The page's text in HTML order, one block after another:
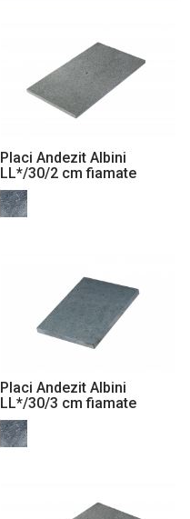
Placi Andezit Albini
LL*/30/2 cm fiamate
Placi Andezit Albini
LL*/30/3 cm fiamate